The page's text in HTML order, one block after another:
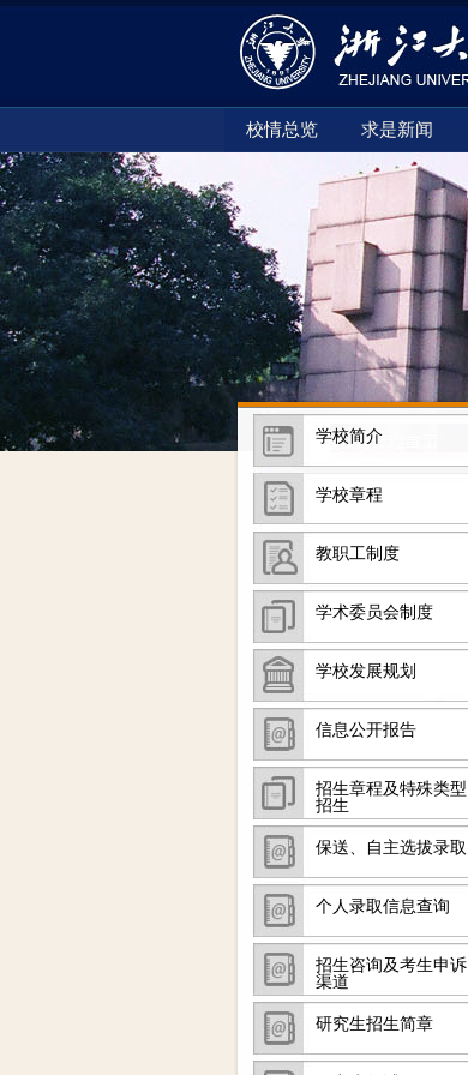
校情总览 求是新闻
学校简介
学校章程
教职工制度
学术委员会制度
学校发展规划
信息公开报告
招生章程及特殊类型
招生
保送、自主选拔录取
个人录取信息查询
招生咨询及考生申诉
渠道
研究生招生简章